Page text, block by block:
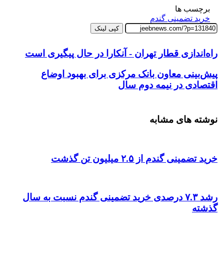
برچسب ها
خرید تضمینی گندم
کپی لینک
راه‌اندازی قطار تهران - آنکارا در حال پیگیری است
پیش‌بینی معاون بانک مرکزی برای بهبود اوضاع
اقتصادی در نیمه دوم سال
نوشته های مشابه
خرید تضمینی گندم از ۲.۵ میلیون تن گذشت
رشد ۷.۳ درصدی خرید تضمینی گندم نسبت به سال
گذشته